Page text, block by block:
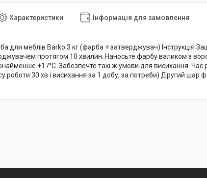
Характеристики Інформація для замовлення
для меблів Barko 3 кг (фарба + затверджувач) Інструкція
протягом 10 хвилин. Наносьте фарбу валиком з
+17°C. Забезпечте такі ж умови для висихання.
роботи 30 хв і висихання за 1 добу, за потреби) Другий